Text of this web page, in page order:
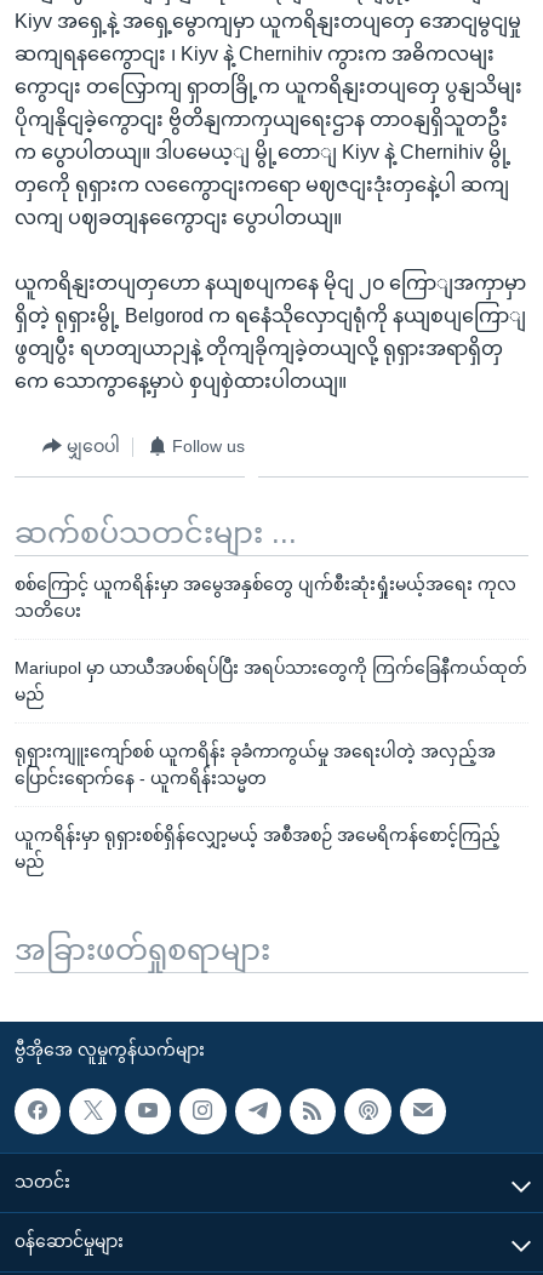
Kiyv အရှေ့နဲ့ အရှေ့မွောကျမှာ ယူကရိနျးတပျတှေ အောငျမွငျမှု
ဆကျရနကွေောငျး ၊ Kiyv နဲ့ Chernihiv ကွားက အဓိကလမျး
ကွောငျး တလြှောကျ ရှာတခြို့က ယူကရိနျးတပျတှေ ပွနျသိမျး
ပိုကျနိုငျခဲ့ကွောငျး ဗွိတိနျကာကှယျရေးဌာန တာဝနျရှိသူတဦး
က ပွောပါတယျ။ ဒါပမေယ့ျ မွို့တောျ Kiyv နဲ့ Chernihiv မွို့
တှကေို ရုရှားက လကွေောငျးကရော မဈဇငျးဒုံးတှနေဲ့ပါ ဆကျ
လကျ ပဈခတျနကွေောငျး ပွောပါတယျ။
ယူကရိနျးတပျတှဟော နယျစပျကနေ မိုငျ ၂၀ ကြောျအကှာမှာ
ရှိတဲ့ ရုရှားမွို့ Belgorod က ရနေံသိုလှောငျရုံကို နယျစပျကြောျ
ဖွတျပွီး ရဟတျယာဉျနဲ့ တိုကျခိုကျခဲ့တယျလို့ ရုရှားအရာရှိတှ
ကေ သောကွာနေ့မှာပဲ စှပျစှဲထားပါတယျ။
မျှဝေပါ Follow us
ဆက်စပ်သတင်းများ ...
စစ်ကြောင့် ယူကရိန်းမှာ အမွေအနှစ်တွေ ပျက်စီးဆုံးရှုံးမယ့်အရေး ကုလ
သတိပေး
Mariupol မှာ ယာယီအပစ်ရပ်ပြီး အရပ်သားတွေကို ကြက်ခြေနီကယ်ထုတ်
မည်
ရုရှားကျူးကျော်စစ် ယူကရိန်း ခုခံကာကွယ်မှု အရေးပါတဲ့ အလှည့်အ
ပြောင်းရောက်နေ - ယူကရိန်းသမ္မတ
ယူကရိန်းမှာ ရုရှားစစ်ရှိန်လျှော့မယ့် အစီအစဉ် အမေရိကန်စောင့်ကြည့်
မည်
အခြားဖတ်ရှုစရာများ
ဗွီအိုအေ လူမှုကွန်ယက်များ
သတင်း
၀န်ဆောင်မှုများ